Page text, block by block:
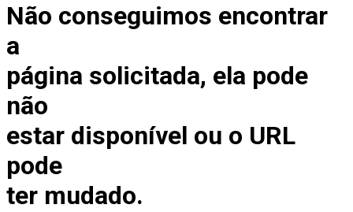
Não conseguimos encontrar
a
página solicitada, ela pode
não
estar disponível ou o URL
pode
ter mudado.